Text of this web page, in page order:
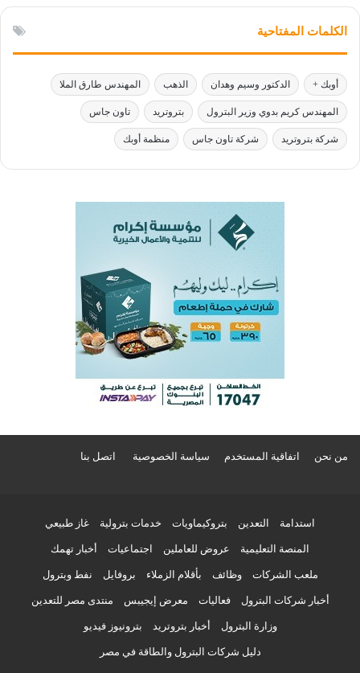
الكلمات المفتاحية
أوبك + الدكتور وسيم وهدان الذهب المهندس طارق الملا
المهندس كريم بدوي وزير البترول بتروتريد تاون جاس
شركة بتروتريد شركة تاون جاس منظمة أوبك
من نحن اتفاقية المستخدم سياسة الخصوصية اتصل بنا
استدامة التعدين بتروكيماويات خدمات بترولية غاز طبيعي
المنصة التعليمية عروض للعاملين اجتماعيات أخبار تهمك
ملعب الشركات وظائف بأقلام الزملاء بروفايل نفط وبترول
أخبار شركات البترول فعاليات معرض إيجيبس منتدى مصر للتعدين
وزارة البترول أخبار بتروتريد بترونيوز فيديو
دليل شركات البترول والطاقة في مصر